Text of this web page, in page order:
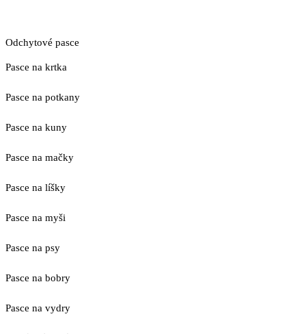
Odchytové pasce
Pasce na krtka
Pasce na potkany
Pasce na kuny
Pasce na mačky
Pasce na líšky
Pasce na myši
Pasce na psy
Pasce na bobry
Pasce na vydry